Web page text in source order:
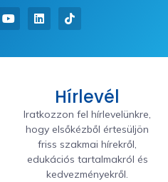
Hírlevél
Iratkozzon fel hírlevelünkre,
hogy elsőkézből értesüljön
friss szakmai hírekről,
edukációs tartalmakról és
kedvezményekről.